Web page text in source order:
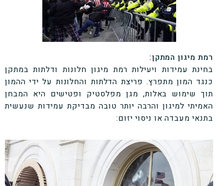
רמת מיגון המתקן:
בחינת עמידות ויעילות רמת מיגון חלונות ודלתות במתקן
כנגד המון מתפרץ. פריצת הדלתות והחלונות על ידי ההמון
תוך שימוש באלות, מגן מפלסטיק ופטישים היא המבחן
האמיתי למיגון והרבה יותר טובה מבדיקת עמידות שנעשית
בתנאי מעבדה או ניסוי יזום: